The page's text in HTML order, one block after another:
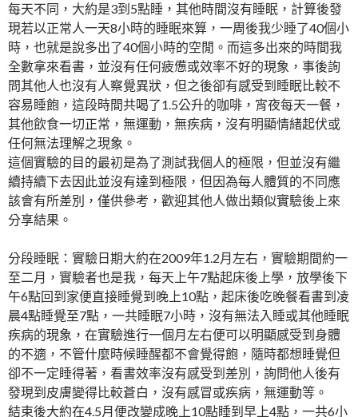
每天不同，大約是3到5點睡，其他時間沒有睡眠，計算後發
現若以正常人一天8小時的睡眠來算，一周後我少睡了40個小
時，也就是說多出了40個小時的空閒。而這多出來的時間我
全數拿來看書，並沒有任何疲憊或效率不好的現象，事後詢
問其他人也沒有人察覺異狀，但之後卻有感受到睡眠比較不
容易睡飽，這段時間共喝了1.5公升的咖啡，宵夜每天一餐，
其他飲食一切正常，無運動，無疾病，沒有明顯情緒起伏或
任何無法理解之現象。
這個實驗的目的最初是為了測試我個人的極限，但並沒有繼
續持續下去因此並沒有達到極限，但因為每人體質的不同應
該會有所差別，僅供參考，歡迎其他人做出類似實驗後上來
分享結果。
分段睡眠：實驗日期大約在2009年1.2月左右，實驗期間約一
至二月，實驗者也是我，每天上午7點起床後上學，放學後下
午6點回到家便直接睡覺到晚上10點，起床後吃晚餐看書到凌
晨4點睡覺至7點，一共睡眠7小時，沒有無法入睡或其他睡眠
疾病的現象，在實驗進行一個月左右便可以明顯感受到身體
的不適，不管什麼時候睡醒都不會覺得飽，隨時都想睡覺但
卻不一定睡得著，看書效率沒有感受到差別，詢問他人後有
發現到皮膚變得比較蒼白，沒有感冒或疾病，無運動等。
結束後大約在4.5月便改變成晚上10點睡到早上4點，一共6小